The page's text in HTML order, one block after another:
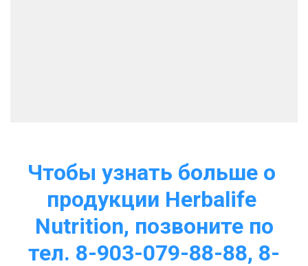
Чтобы узнать больше о
продукции Herbalife
Nutrition, позвоните по
тел. 8-903-079-88-88, 8-